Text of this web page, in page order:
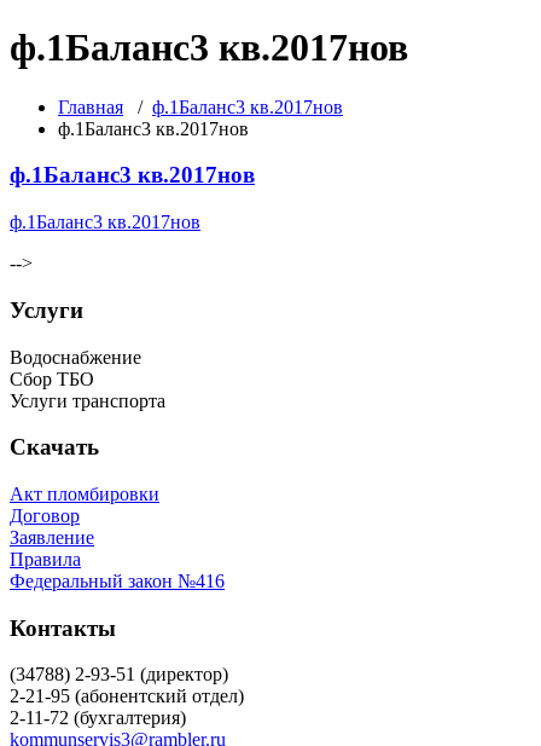
ф.1Баланс3 кв.2017нов
Главная / ф.1Баланс3 кв.2017нов
ф.1Баланс3 кв.2017нов
ф.1Баланс3 кв.2017нов
ф.1Баланс3 кв.2017нов
-->
Услуги
Водоснабжение
Сбор ТБО
Услуги транспорта
Скачать
Акт пломбировки
Договор
Заявление
Правила
Федеральный закон №416
Контакты
(34788) 2-93-51 (директор)
2-21-95 (абонентский отдел)
2-11-72 (бухгалтерия)
kommunservis3@rambler.ru